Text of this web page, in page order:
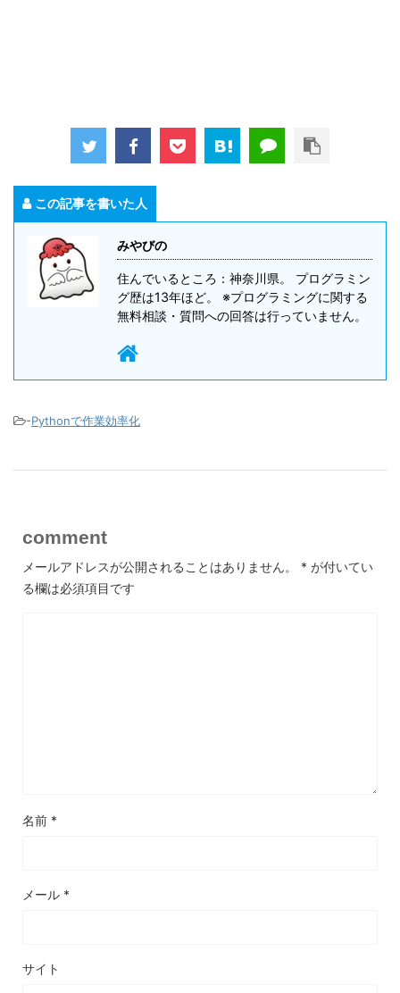
この記事を書いた人
みやびの
住んでいるところ：神奈川県。 プログラミン
グ歴は13年ほど。 ※プログラミングに関する
無料相談・質問への回答は行っていません。
-Pythonで作業効率化
comment
メールアドレスが公開されることはありません。 * が付いてい
る欄は必須項目です
名前 *
メール *
サイト